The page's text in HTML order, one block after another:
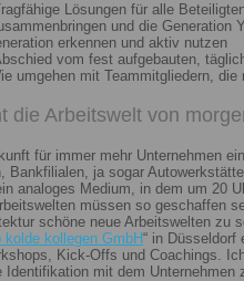
Lösungen für alle
und die
erkennen und aktiv nutzen
vom fest aufgebauten,
umgehen mit Teammitgliedern,
die Arbeitswelt von
für immer mehr Unternehmen
Bankfilialen, ja sogar
analoges Medium, in dem um 20
müssen so geschaffen
schöne neue Arbeitswelten
kolde kollegen GmbH“ in Düsseldorf
Kick-Offs und Coachings.
Identifikation mit dem Unternehmen